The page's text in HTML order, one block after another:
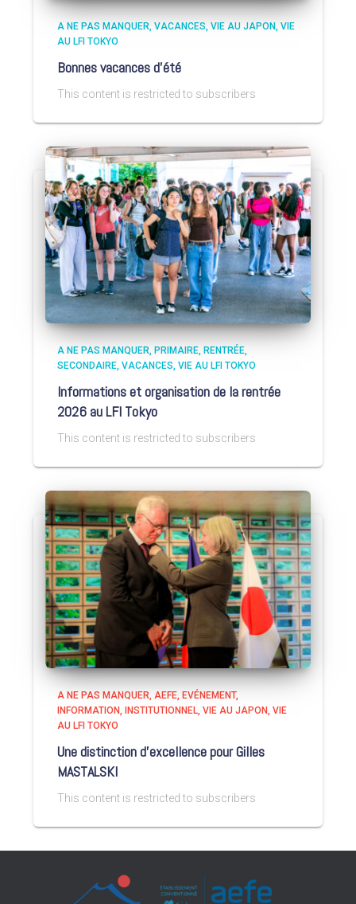
A NE PAS MANQUER VACANCES VIE AU JAPON VIE
AU LFI TOKYO
Bonnes vacances d’été
This content is restricted to subscribers
A NE PAS MANQUER PRIMAIRE RENTRÉE
SECONDAIRE VACANCES VIE AU LFI TOKYO
Informations et organisation de la rentrée
2026 au LFI Tokyo
This content is restricted to subscribers
A NE PAS MANQUER AEFE EVÉNEMENT
INFORMATION
INSTITUTIONNEL VIE AU JAPON VIE
AU LFI TOKYO
Une distinction d’excellence pour Gilles
MASTALSKI
This content is restricted to subscribers